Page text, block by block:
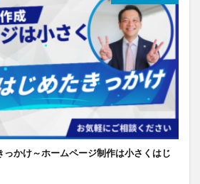
かけ～ホームページ制作は小さくはじ